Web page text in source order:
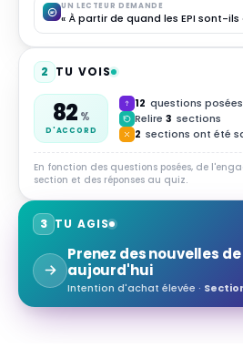
UN LECTEUR DEMANDE
2 TU VOIS
82 %
D'ACCORD
12 questions posées
Relire3 sections
2 sections ont été
En fonction des questions posées, de
section et des réponses au quiz.
3 TU AGIS
Prenez des nouvelles
aujourd'hui
Intention d'achat élevée ·